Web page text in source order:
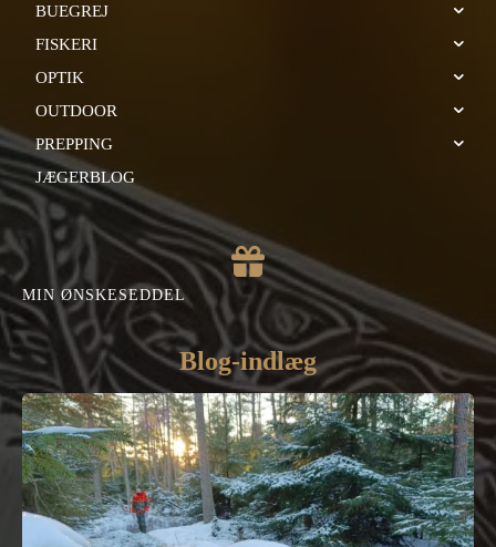
BUEGREJ
FISKERI
OPTIK
OUTDOOR
PREPPING
JÆGERBLOG
MIN ØNSKESEDDEL
Blog-indlæg